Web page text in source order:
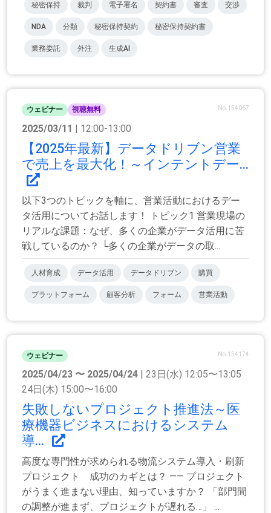
秘密保持 裁判 電子署名 契約書 審査 交渉
NDA 分類 秘密保持契約 秘密保持契約書
業務委託 外注 生成AI
ウェビナー 視聴無料 No.154067
2025/03/11 | 12:00-13:00
【2025年最新】データドリブン営業
で売上を最大化！～インテントデー...
以下3つのトピックを軸に、営業活動におけるデー
タ活用についてお話します！ トピック1 営業現場の
リアルな課題：なぜ、多くの企業がデータ活用に苦
戦しているのか？ └多くの企業がデータの取...
人材育成 データ活用 データドリブン 購買
プラットフォーム 顧客分析 フォーム 営業活動
ウェビナー No.154174
2025/04/23 〜 2025/04/24 | 23日(水) 12:05〜13:05
24日(木) 15:00〜16:00
失敗しないプロジェクト推進法～医
療機器ビジネスにおけるシステム
導...
高度な専門性が求められる物流システム導入・刷新
プロジェクト 成功のカギとは？ —— プロジェクト
がうまく進まない理由、知っていますか？ 「部門間
の調整が進まず、プロジェクトが遅れる…」 ...